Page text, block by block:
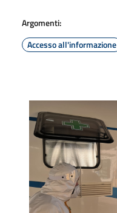
Argomenti:
Accesso all'informazione